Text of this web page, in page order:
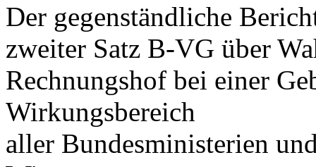
Der gegenständliche
zweiter Satz B-VG über
Rechnungshof bei einer
Wirkungsbereich
aller Bundesministerien